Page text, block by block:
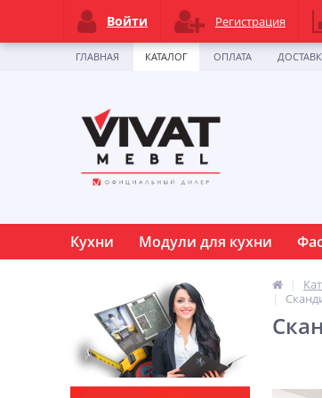
ГЛАВНАЯ КАТАЛОГ ОПЛАТА
Кухни Модули для кухни
Войти Регистрация